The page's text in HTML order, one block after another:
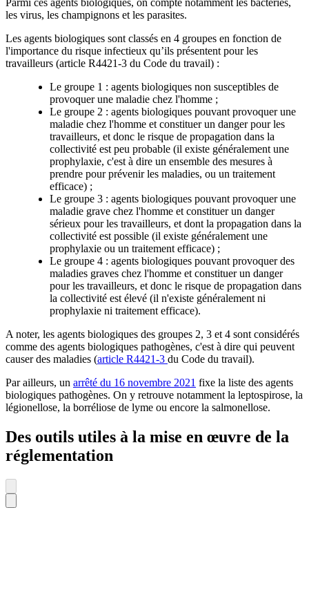
Parmi ces agents biologiques, on compte notamment les bactéries,
les virus, les champignons et les parasites.
Les agents biologiques sont classés en 4 groupes en fonction de
l'importance du risque infectieux qu’ils présentent pour les
travailleurs (article R4421-3 du Code du travail) :
Le groupe 1 : agents biologiques non susceptibles de
provoquer une maladie chez l'homme ;
Le groupe 2 : agents biologiques pouvant provoquer une
maladie chez l'homme et constituer un danger pour les
travailleurs, et donc le risque de propagation dans la
collectivité est peu probable (il existe généralement une
prophylaxie, c'est à dire un ensemble des mesures à
prendre pour prévenir les maladies, ou un traitement
efficace) ;
Le groupe 3 : agents biologiques pouvant provoquer une
maladie grave chez l'homme et constituer un danger
sérieux pour les travailleurs, et dont la propagation dans la
collectivité est possible (il existe généralement une
prophylaxie ou un traitement efficace) ;
Le groupe 4 : agents biologiques pouvant provoquer des
maladies graves chez l'homme et constituer un danger
pour les travailleurs, et donc le risque de propagation dans
la collectivité est élevé (il n'existe généralement ni
prophylaxie ni traitement efficace).
A noter, les agents biologiques des groupes 2, 3 et 4 sont considérés
comme des agents biologiques pathogènes, c'est à dire qui peuvent
causer des maladies (article R4421-3 du Code du travail).
Par ailleurs, un arrêté du 16 novembre 2021 fixe la liste des agents
biologiques pathogènes. On y retrouve notamment la leptospirose, la
légionellose, la borréliose de lyme ou encore la salmonellose.
Des outils utiles à la mise en œuvre de la
réglementation